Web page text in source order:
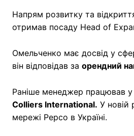
Напрям розвитку та
отримав посаду Head of
Омельченко має досвід у
він відповідав за орендний
Раніше менеджер працював у
Colliers International. У новій
мережі Pepco в Україні.